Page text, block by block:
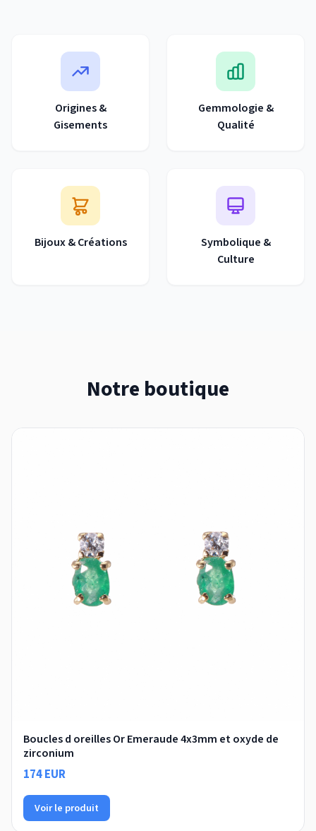
Origines &
Gisements
Gemmologie &
Qualité
Bijoux & Créations
Symbolique &
Culture
Notre boutique
Boucles d oreilles Or Emeraude 4x3mm et oxyde de
zirconium
174 EUR
Voir le produit